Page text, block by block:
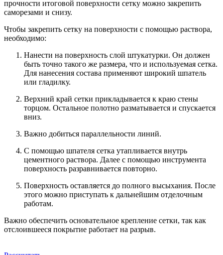
прочности итоговой поверхности сетку можно закрепить
саморезами и снизу.
Чтобы закрепить сетку на поверхности с помощью раствора,
необходимо:
Нанести на поверхность слой штукатурки. Он должен
быть точно такого же размера, что и используемая сетка.
Для нанесения состава применяют широкий шпатель
или гладилку.
Верхний край сетки прикладывается к краю стены
торцом. Остальное полотно разматывается и спускается
вниз.
Важно добиться параллельности линий.
С помощью шпателя сетка утапливается внутрь
цементного раствора. Далее с помощью инструмента
поверхность разравнивается повторно.
Поверхность оставляется до полного высыхания. После
этого можно приступать к дальнейшим отделочным
работам.
Важно обеспечить основательное крепление сетки, так как
отслоившееся покрытие работает на разрыв.